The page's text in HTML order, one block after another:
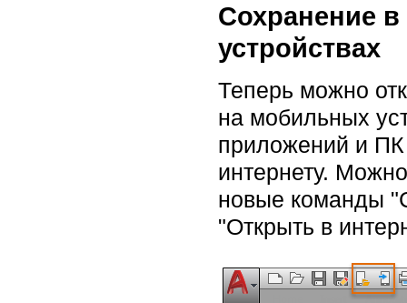
Сохранение
устройствах
Теперь можно
на мобильных
приложений и ПК
интернету.
новые команды
"Открыть в